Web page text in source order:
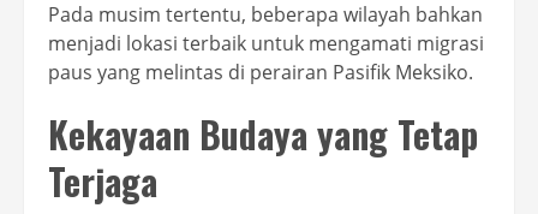
Pada musim tertentu, beberapa wilayah bahkan
menjadi lokasi terbaik untuk mengamati migrasi
paus yang melintas di perairan Pasifik Meksiko.
Kekayaan Budaya yang Tetap
Terjaga